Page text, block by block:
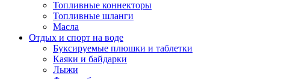
Топливные коннекторы
Топливные шланги
Масла
Отдых и спорт на воде
Буксируемые плюшки и таблетки
Каяки и байдарки
Лыжи